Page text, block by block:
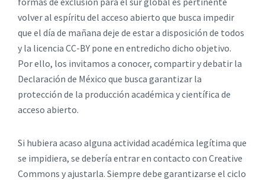
volver al espíritu del acceso abierto que busca impedir
que el día de mañana deje de estar a disposición de todos
y la licencia CC-BY pone en entredicho dicho objetivo.
Por ello, los invitamos a conocer, compartir y debatir la
Declaración de México que busca garantizar la
protección de la producción académica y científica de
acceso abierto.
Si hubiera acaso alguna actividad académica legítima que
se impidiera, se debería entrar en contacto con Creative
Commons y ajustarla. Siempre debe garantizarse el ciclo